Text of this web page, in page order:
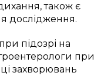
також є
дослідження.
підозрі на
при
захворювань